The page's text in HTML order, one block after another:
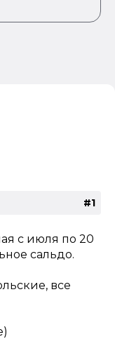
#1
с июля по 20
сальдо.
все